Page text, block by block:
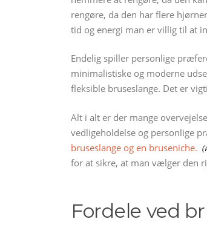
rengøre, da den har flere
tid og energi man er villig til at
Endelig spiller personlige
minimalistiske og moderne
fleksible bruseslange. Det er
Alt i alt er der mange
vedligeholdelse og personlige
bruseslange og en bruseniche.
for at sikre, at man vælger den
Fordele ved